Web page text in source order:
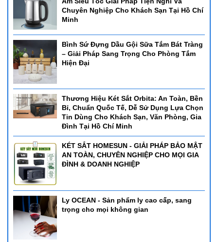
Chuyên Nghiệp Cho Khách Sạn Tại Hồ Chí
Minh
Bình Sứ Đựng Dầu Gội Sữa Tắm Bát Tràng
– Giải Pháp Sang Trọng Cho Phòng Tắm
Hiện Đại
Thương Hiệu Két Sắt Orbita: An Toàn, Bền
Bỉ, Chuẩn Quốc Tế, Dễ Sử Dụng Lựa Chọn
Tin Dùng Cho Khách Sạn, Văn Phòng, Gia
Đình Tại Hồ Chí Minh
KÉT SẮT HOMESUN - GIẢI PHÁP BẢO MẬT
AN TOÀN, CHUYÊN NGHIỆP CHO MỌI GIA
ĐÌNH & DOANH NGHIỆP
Ly OCEAN - Sản phẩm ly cao cấp, sang
trọng cho mọi không gian